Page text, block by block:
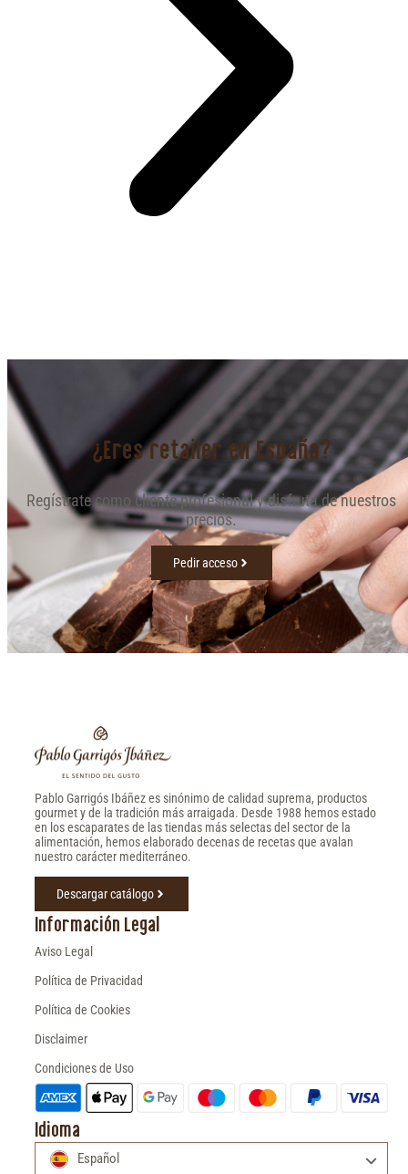
¿Eres retailer en España?
Regístrate como cliente profesional y disfruta de nuestros
precios.
Pedir acceso
Pablo Garrigós Ibáñez es sinónimo de calidad suprema, productos
gourmet y de la tradición más arraigada. Desde 1988 hemos estado
en los escaparates de las tiendas más selectas del sector de la
alimentación, hemos elaborado decenas de recetas que avalan
nuestro carácter mediterráneo.
Descargar catálogo
Información Legal
Aviso Legal
Política de Privacidad
Política de Cookies
Disclaimer
Condiciones de Uso
Idioma
Español